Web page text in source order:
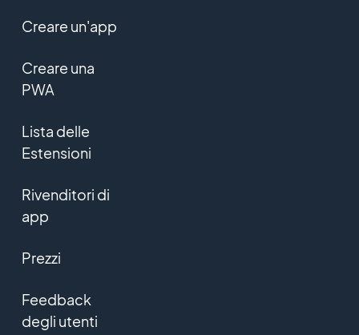
Creare un'app
Creare una
PWA
Lista delle
Estensioni
Rivenditori di
app
Prezzi
Feedback
degli utenti